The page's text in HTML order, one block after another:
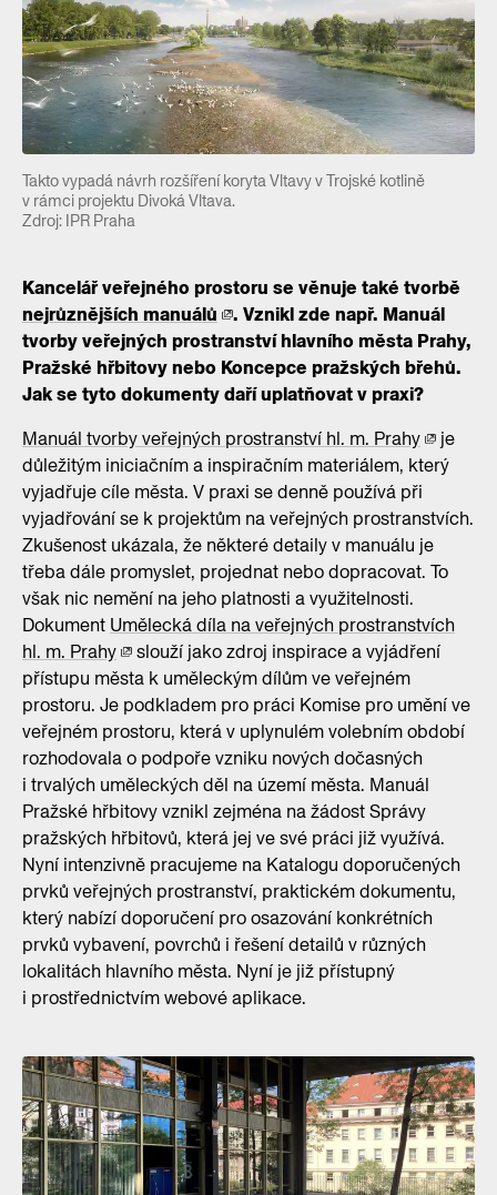
Takto vypadá návrh rozšíření koryta Vltavy v Trojské kotlině
v rámci projektu Divoká Vltava.
Zdroj: IPR Praha
Kancelář veřejného prostoru se věnuje také tvorbě
nejrůznějších manuálů
. Vznikl zde např. Manuál
tvorby veřejných prostranství hlavního města Prahy,
Pražské hřbitovy nebo Koncepce pražských břehů.
Jak se tyto dokumenty daří uplatňovat v praxi?
Manuál tvorby veřejných prostranství hl. m. Prahy
je
důležitým iniciačním a inspiračním materiálem, který
vyjadřuje cíle města. V praxi se denně používá při
vyjadřování se k projektům na veřejných prostranstvích.
Zkušenost ukázala, že některé detaily v manuálu je
třeba dále promyslet, projednat nebo dopracovat. To
však nic nemění na jeho platnosti a využitelnosti.
Dokument Umělecká díla na veřejných prostranstvích
hl. m. Prahy
slouží jako zdroj inspirace a vyjádření
přístupu města k uměleckým dílům ve veřejném
prostoru. Je podkladem pro práci Komise pro umění ve
veřejném prostoru, která v uplynulém volebním období
rozhodovala o podpoře vzniku nových dočasných
i trvalých uměleckých děl na území města. Manuál
Pražské hřbitovy vznikl zejména na žádost Správy
pražských hřbitovů, která jej ve své práci již využívá.
Nyní intenzivně pracujeme na Katalogu doporučených
prvků veřejných prostranství, praktickém dokumentu,
který nabízí doporučení pro osazování konkrétních
prvků vybavení, povrchů i řešení detailů v různých
lokalitách hlavního města. Nyní je již přístupný
i prostřednictvím webové aplikace.